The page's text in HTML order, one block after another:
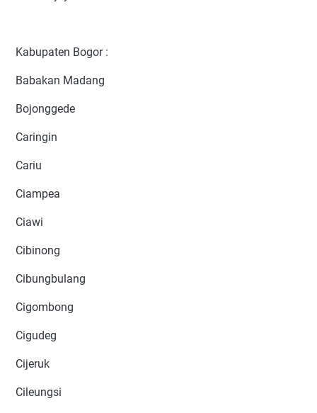
Kabupaten Bogor :
Babakan Madang
Bojonggede
Caringin
Cariu
Ciampea
Ciawi
Cibinong
Cibungbulang
Cigombong
Cigudeg
Cijeruk
Cileungsi